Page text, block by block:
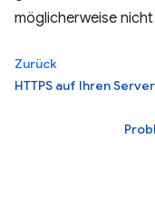
möglicherweise
Zurück
HTTPS auf Ihren